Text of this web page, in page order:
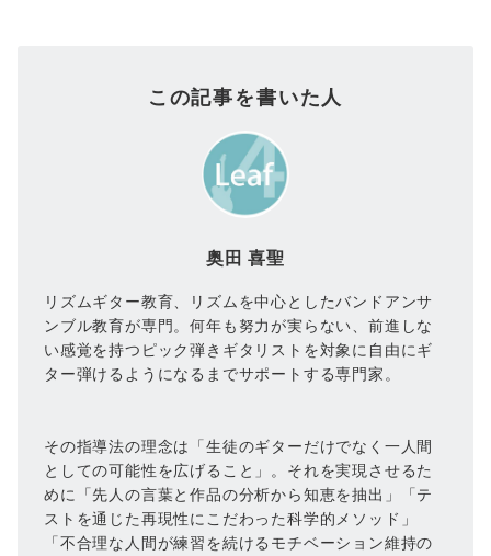
この記事を書いた人
奥田 喜聖
リズムギター教育、リズムを中心としたバンドアンサ
ンブル教育が専門。何年も努力が実らない、前進しな
い感覚を持つピック弾きギタリストを対象に自由にギ
ター弾けるようになるまでサポートする専門家。
その指導法の理念は「生徒のギターだけでなく一人間
としての可能性を広げること」。それを実現させるた
めに「先人の言葉と作品の分析から知恵を抽出」「テ
ストを通じた再現性にこだわった科学的メソッド」
「不合理な人間が練習を続けるモチベーション維持の